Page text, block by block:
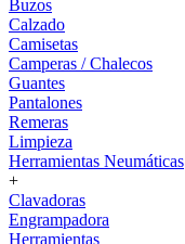
Buzos
Calzado
Camisetas
Camperas / Chalecos
Guantes
Pantalones
Remeras
Limpieza
Herramientas Neumáticas
+
Clavadoras
Engrampadora
Herramientas